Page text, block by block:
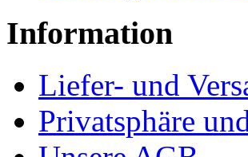
Information
Liefer- und
Privatsphäre